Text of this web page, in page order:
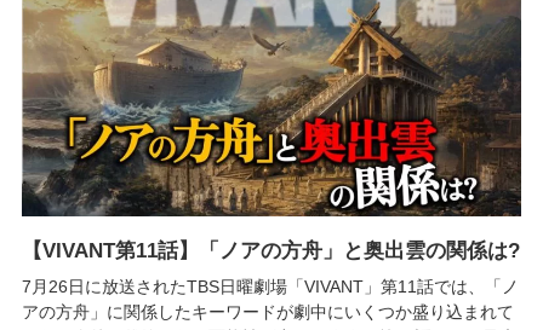
【VIVANT第11話】「ノアの方舟」と奥出雲の関係は?
7月26日に放送されたTBS日曜劇場「VIVANT」第11話では、「ノ
アの方舟」に関係したキーワードが劇中にいくつか盛り込まれて